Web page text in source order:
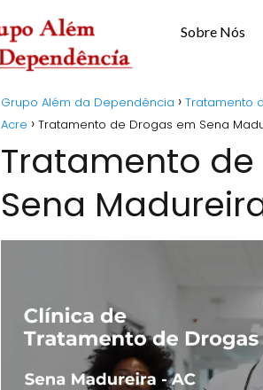
Sobre Nós
Grupo Além da Dependência Tratamento
Acre
Tratamento de Drogas em Sena
Tratamento
Sena